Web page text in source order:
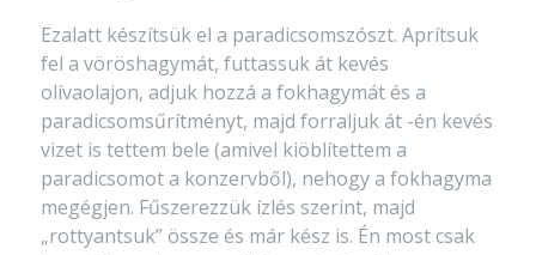
Ezalatt készítsük el a paradicsomszószt. Aprítsuk
fel a vöröshagymát, futtassuk át kevés
olívaolajon, adjuk hozzá a fokhagymát és a
paradicsomsűrítményt, majd forraljuk át -én kevés
vizet is tettem bele (amivel kiöblítettem a
paradicsomot a konzervből), nehogy a fokhagyma
megégjen. Fűszerezzük ízlés szerint, majd
„rottyantsuk” össze és már kész is. Én most csak